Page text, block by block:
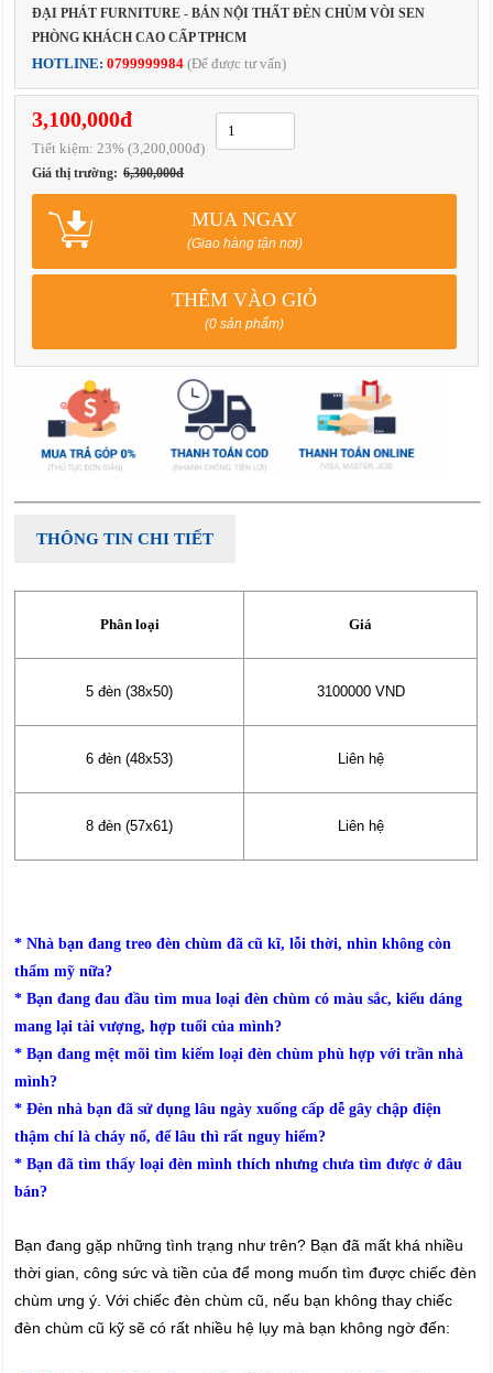
ĐẠI PHÁT FURNITURE - BÁN NỘI THẤT ĐÈN CHÙM VÒI SEN
PHÒNG KHÁCH CAO CẤP TPHCM
HOTLINE:0799999984 (Để được tư vấn)
3,100,000đ
Tiết kiệm: 23% (3,200,000đ)
Giá thị trường: 6,300,000đ
MUA NGAY
(Giao hàng tận nơi)
THÊM VÀO GIỎ
(0 sản phẩm)
THÔNG TIN CHI TIẾT
Phân loại Giá
5 đèn (38x50) 3100000 VND
6 đèn (48x53) Liên hệ
8 đèn (57x61) Liên hệ
* Nhà bạn đang treo đèn chùm đã cũ kĩ, lỗi thời, nhìn không còn
thẩm mỹ nữa?
* Bạn đang đau đầu tìm mua loại đèn chùm có màu sắc, kiểu dáng
mang lại tài vượng, hợp tuổi của mình?
* Bạn đang mệt mõi tìm kiếm loại đèn chùm phù hợp với trần nhà
mình?
* Đèn nhà bạn đã sử dụng lâu ngày xuống cấp dễ gây chập điện
thậm chí là cháy nổ, để lâu thì rất nguy hiểm?
* Bạn đã tìm thấy loại đèn mình thích nhưng chưa tìm được ở đâu
bán?
Bạn đang gặp những tình trạng như trên? Bạn đã mất khá nhiều
thời gian, công sức và tiền của để mong muốn tìm được chiếc đèn
chùm ưng ý. Với chiếc đèn chùm cũ, nếu bạn không thay chiếc
đèn chùm cũ kỹ sẽ có rất nhiều hệ lụy mà bạn không ngờ đến: